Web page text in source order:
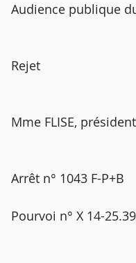
Audience publique
Rejet
Mme FLISE, président
Arrêt n° 1043 F-P+B
Pourvoi n° X 14-